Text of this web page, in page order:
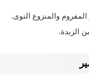
والمنزوع النوى.